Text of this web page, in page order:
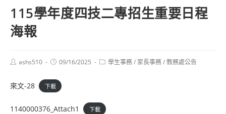
115學年度四技二專招生重要日程
海報
Postashs510
Post09/16/2025
Post學生事務/ 家長事務/教務處公告
來文-28 下載
1140000376_Attach1 下載